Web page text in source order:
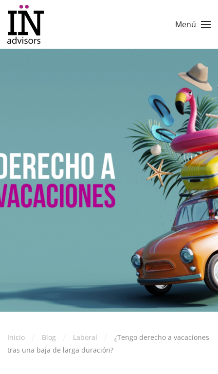
Skip to main content Menú
Inicio Blog Laboral
¿Tengo derecho a vacaciones
tras una baja de larga duración?